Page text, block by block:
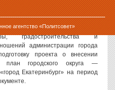
агентство «Политсовет»
к Генплану подписал
градостроительства и
администрации города
проекта о внесении
план городского округа —
Екатеринбург» на период